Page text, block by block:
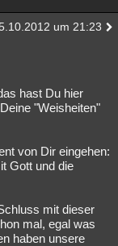
um 21:23
hast Du hier
"Weisheiten"
von Dir eingehen:
Gott und die
mit dieser
mal, egal was
haben unsere